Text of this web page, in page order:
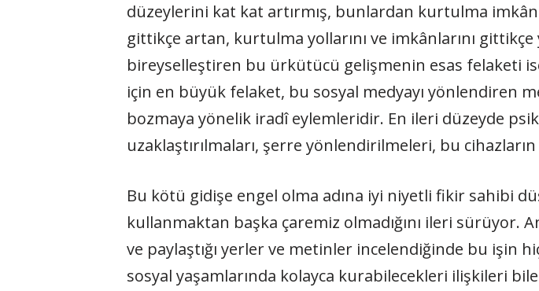
düzeylerini kat kat artırmış, bunlardan kurtulma
gittikçe artan, kurtulma yollarını ve imkânlarını
bireyselleştiren bu ürkütücü gelişmenin esas felaketi
için en büyük felaket, bu sosyal medyayı yönlendiren
bozmaya yönelik iradî eylemleridir. En ileri düzeyde
uzaklaştırılmaları, şerre yönlendirilmeleri, bu
Bu kötü gidişe engel olma adına iyi niyetli fikir sahibi
kullanmaktan başka çaremiz olmadığını ileri sürüyor.
ve paylaştığı yerler ve metinler incelendiğinde bu işin
sosyal yaşamlarında kolayca kurabilecekleri ilişkileri